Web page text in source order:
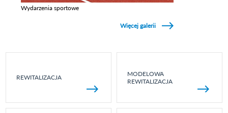
Wydarzenia sportowe
Więcej galerii
REWITALIZACJA
MODELOWA
REWITALIZACJA